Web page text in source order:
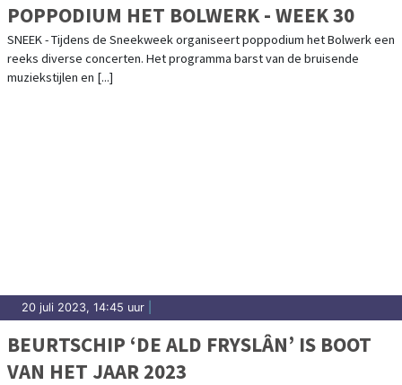
POPPODIUM HET BOLWERK - WEEK 30
SNEEK - Tijdens de Sneekweek organiseert poppodium het Bolwerk een
reeks diverse concerten. Het programma barst van de bruisende
muziekstijlen en [...]
20 juli 2023, 14:45 uur
BEURTSCHIP ‘DE ALD FRYSLÂN’ IS BOOT
VAN HET JAAR 2023